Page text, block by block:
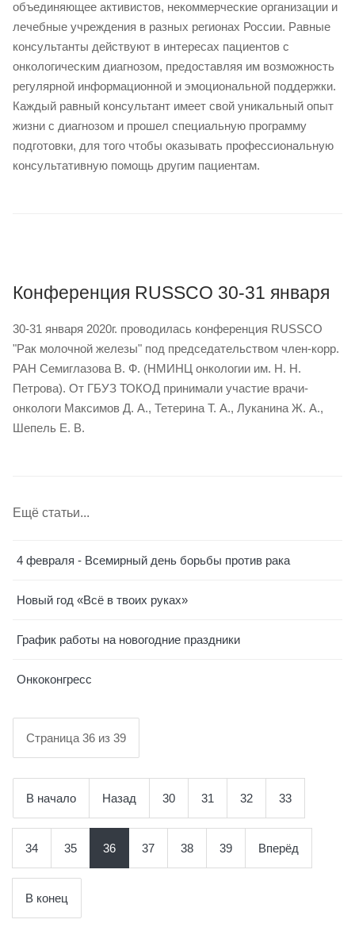
объединяющее активистов, некоммерческие организации и
лечебные учреждения в разных регионах России. Равные
консультанты действуют в интересах пациентов с
онкологическим диагнозом, предоставляя им возможность
регулярной информационной и эмоциональной поддержки.
Каждый равный консультант имеет свой уникальный опыт
жизни с диагнозом и прошел специальную программу
подготовки, для того чтобы оказывать профессиональную
консультативную помощь другим пациентам.
Конференция RUSSCO 30-31 января
30-31 января 2020г. проводилась конференция RUSSCO
"Рак молочной железы" под председательством член-корр.
РАН Семиглазова В. Ф. (НМИНЦ онкологии им. Н. Н.
Петрова). От ГБУЗ ТОКОД принимали участие врачи-
онкологи Максимов Д. А., Тетерина Т. А., Луканина Ж. А.,
Шепель Е. В.
Ещё статьи...
4 февраля - Всемирный день борьбы против рака
Новый год «Всё в твоих руках»
График работы на новогодние праздники
Онкоконгресс
Страница 36 из 39
В начало Назад 30 31 32 33
34 35 36 37 38 39 Вперёд
В конец